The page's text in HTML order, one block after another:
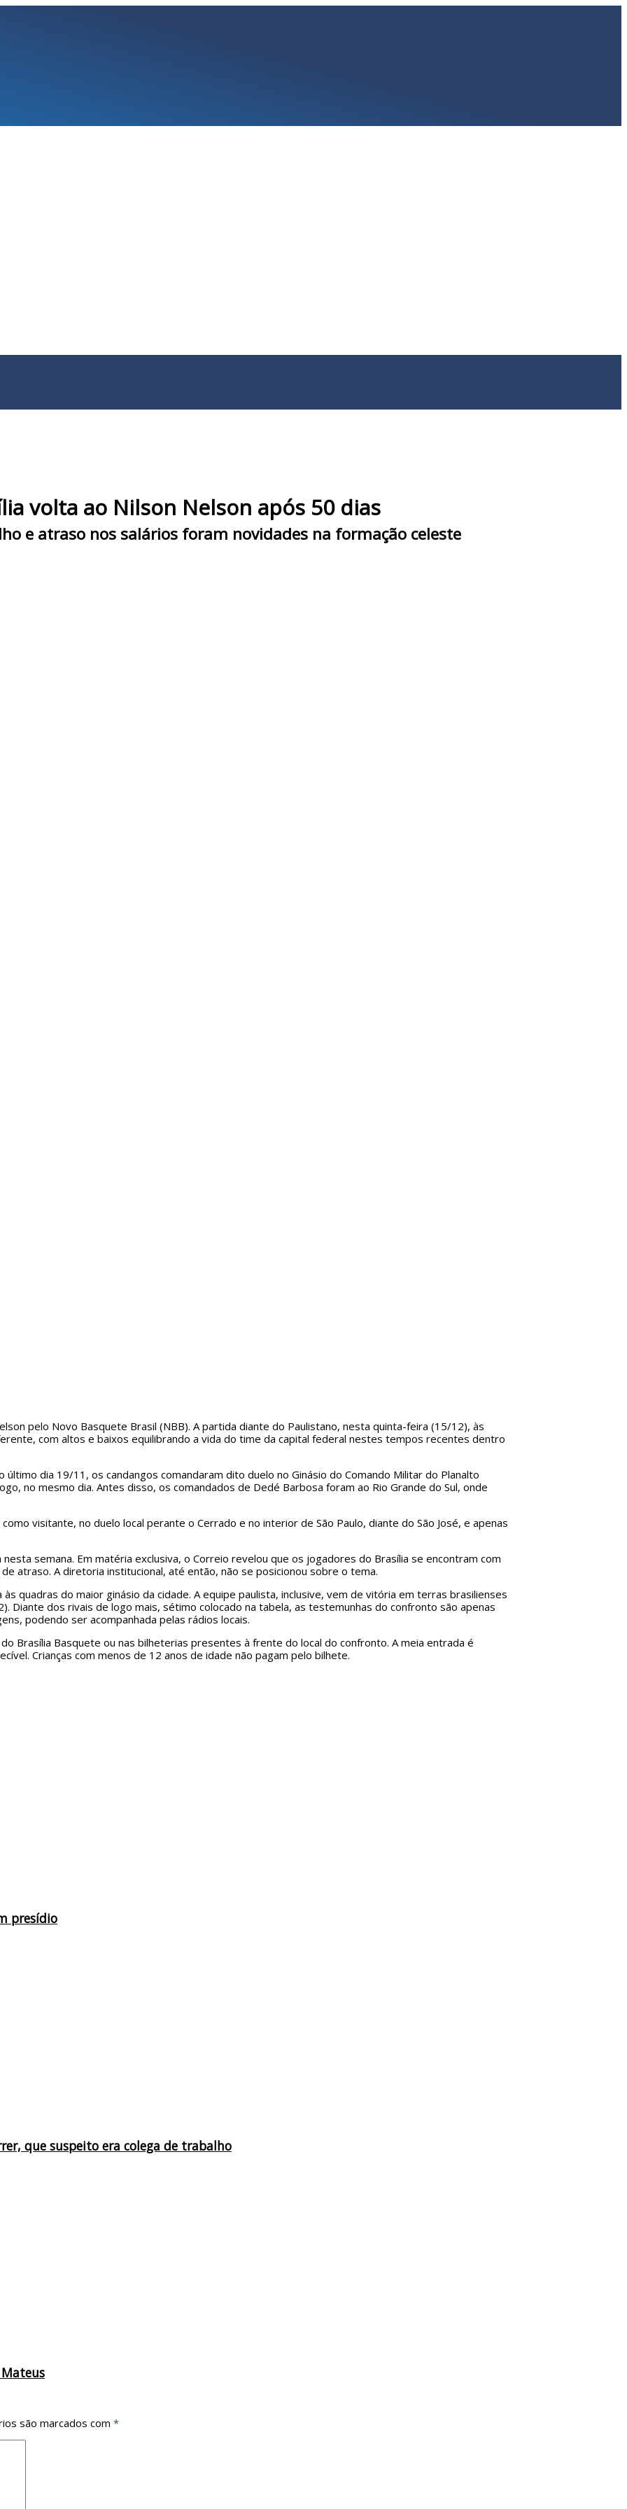
volta ao Nilson Nelson após 50 dias
e atraso nos salários foram novidades na formação celeste
pelo Novo Basquete Brasil (NBB). A partida diante do Paulistano, nesta quinta-feira (15/12), às
com altos e baixos equilibrando a vida do time da capital federal nestes tempos recentes dentro
dia 19/11, os candangos comandaram dito duelo no Ginásio do Comando Militar do Planalto
no mesmo dia. Antes disso, os comandados de Dedé Barbosa foram ao Rio Grande do Sul, onde
visitante, no duelo local perante o Cerrado e no interior de São Paulo, diante do São José, e apenas
semana. Em matéria exclusiva, o Correio revelou que os jogadores do Brasília se encontram com
atraso. A diretoria institucional, até então, não se posicionou sobre o tema.
quadras do maior ginásio da cidade. A equipe paulista, inclusive, vem de vitória em terras brasilienses
Diante dos rivais de logo mais, sétimo colocado na tabela, as testemunhas do confronto são apenas
podendo ser acompanhada pelas rádios locais.
Brasília Basquete ou nas bilheterias presentes à frente do local do confronto. A meia entrada é
Crianças com menos de 12 anos de idade não pagam pelo bilhete.
presídio
que suspeito era colega de trabalho
são marcados com *